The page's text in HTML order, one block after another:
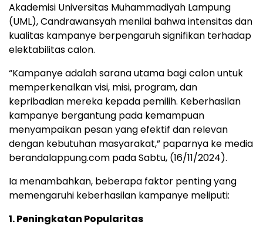
Akademisi Universitas Muhammadiyah Lampung
(UML), Candrawansyah menilai bahwa intensitas dan
kualitas kampanye berpengaruh signifikan terhadap
elektabilitas calon.
“Kampanye adalah sarana utama bagi calon untuk
memperkenalkan visi, misi, program, dan
kepribadian mereka kepada pemilih. Keberhasilan
kampanye bergantung pada kemampuan
menyampaikan pesan yang efektif dan relevan
dengan kebutuhan masyarakat,” paparnya ke media
berandalappung.com pada Sabtu, (16/11/2024).
Ia menambahkan, beberapa faktor penting yang
memengaruhi keberhasilan kampanye meliputi:
1. Peningkatan Popularitas